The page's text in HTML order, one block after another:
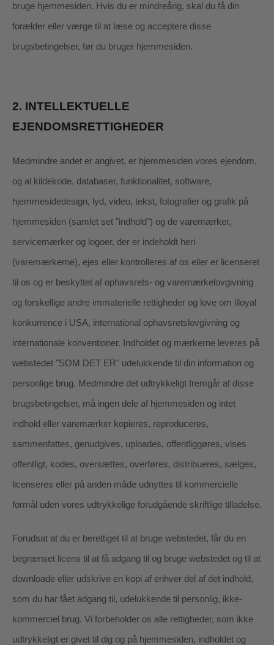
bruge hjemmesiden. Hvis du er mindreårig, skal du få din
forælder eller værge til at læse og acceptere disse
brugsbetingelser, før du bruger hjemmesiden.
2. INTELLEKTUELLE
EJENDOMSRETTIGHEDER
Medmindre andet er angivet, er hjemmesiden vores ejendom,
og al kildekode, databaser, funktionalitet, software,
hjemmesidedesign, lyd, video, tekst, fotografier og grafik på
hjemmesiden (samlet set "indhold") og de varemærker,
servicemærker og logoer, der er indeholdt heri
(varemærkerne), ejes eller kontrolleres af os eller er licenseret
til os og er beskyttet af ophavsrets- og varemærkelovgivning
og forskellige andre immaterielle rettigheder og love om illoyal
konkurrence i USA, international ophavsretslovgivning og
internationale konventioner. Indholdet og mærkerne leveres på
webstedet "SOM DET ER" udelukkende til din information og
personlige brug. Medmindre det udtrykkeligt fremgår af disse
brugsbetingelser, må ingen dele af hjemmesiden og intet
indhold eller varemærker kopieres, reproduceres,
sammenfattes, genudgives, uploades, offentliggøres, vises
offentligt, kodes, oversættes, overføres, distribueres, sælges,
licenseres eller på anden måde udnyttes til kommercielle
formål uden vores udtrykkelige forudgående skriftlige tilladelse.
Forudsat at du er berettiget til at bruge webstedet, får du en
begrænset licens til at få adgang til og bruge webstedet og til at
downloade eller udskrive en kopi af enhver del af det indhold,
som du har fået adgang til, udelukkende til personlig, ikke-
kommerciel brug. Vi forbeholder os alle rettigheder, som ikke
udtrykkeligt er givet til dig og på hjemmesiden, indholdet og